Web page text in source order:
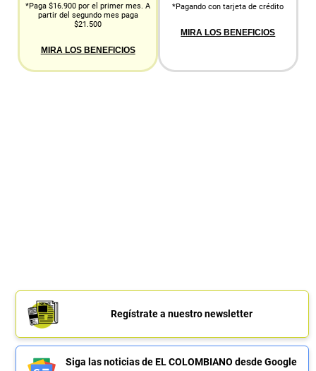
*Paga $16.900 por el primer mes. A
partir del segundo mes paga
$21.500
MIRA LOS BENEFICIOS
*Pagando con tarjeta de crédito
MIRA LOS BENEFICIOS
Regístrate a nuestro newsletter
Siga las noticias de EL COLOMBIANO desde Google